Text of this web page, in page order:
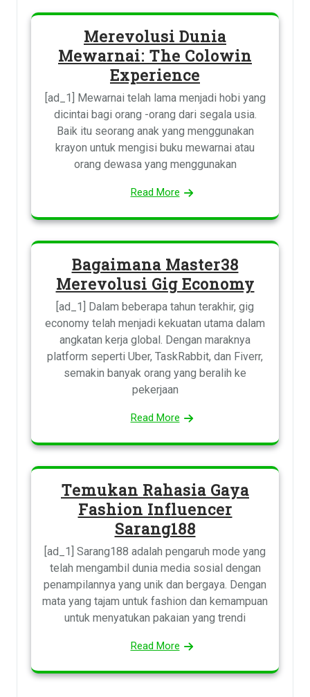
Merevolusi Dunia
Mewarnai: The Colowin
Experience
[ad_1] Mewarnai telah lama menjadi hobi yang
dicintai bagi orang -orang dari segala usia.
Baik itu seorang anak yang menggunakan
krayon untuk mengisi buku mewarnai atau
orang dewasa yang menggunakan
Read More
Bagaimana Master38
Merevolusi Gig Economy
[ad_1] Dalam beberapa tahun terakhir, gig
economy telah menjadi kekuatan utama dalam
angkatan kerja global. Dengan maraknya
platform seperti Uber, TaskRabbit, dan Fiverr,
semakin banyak orang yang beralih ke
pekerjaan
Read More
Temukan Rahasia Gaya
Fashion Influencer
Sarang188
[ad_1] Sarang188 adalah pengaruh mode yang
telah mengambil dunia media sosial dengan
penampilannya yang unik dan bergaya. Dengan
mata yang tajam untuk fashion dan kemampuan
untuk menyatukan pakaian yang trendi
Read More